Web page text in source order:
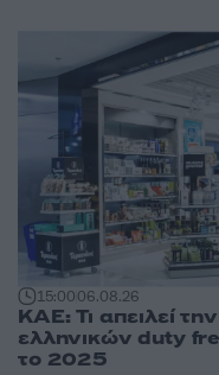
15:0006.08.26
ΚΑΕ: Τι απειλεί
ελληνικών duty
το 2025